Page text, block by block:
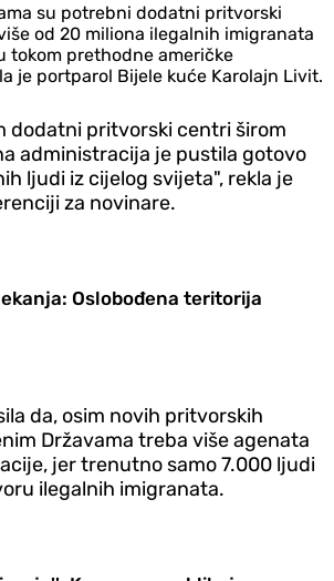
su potrebni dodatni pritvorski
od 20 miliona ilegalnih imigranata
tokom prethodne američke
je portparol Bijele kuće Karolajn Livit.
dodatni pritvorski centri širom
administracija je pustila gotovo
ljudi iz cijelog svijeta", rekla je
za novinare.
Oslobođena teritorija
da, osim novih pritvorskih
Državama treba više agenata
jer trenutno samo 7.000 ljudi
ilegalnih imigranata.